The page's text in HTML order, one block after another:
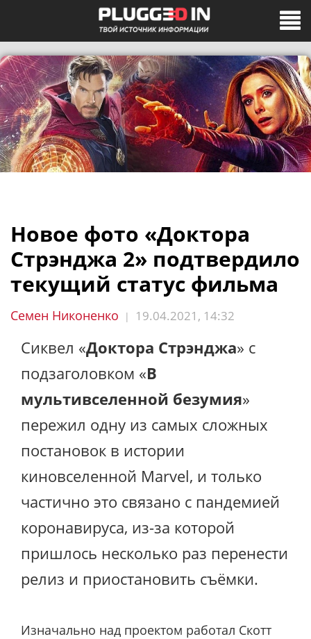
Новое фото «Доктора
Стрэнджа 2» подтвердило
текущий статус фильма
Семен Никоненко | 19.04.2021, 14:32
Сиквел «Доктора Стрэнджа» с
подзаголовком «В
мультивселенной безумия»
пережил одну из самых сложных
постановок в истории
киновселенной Marvel, и только
частично это связано с пандемией
коронавируса, из-за которой
пришлось несколько раз перенести
релиз и приостановить съёмки.
Изначально над проектом работал Скотт